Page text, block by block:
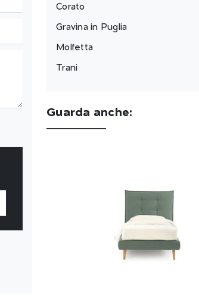
Corato
Gravina in Puglia
Molfetta
Trani
Guarda anche: